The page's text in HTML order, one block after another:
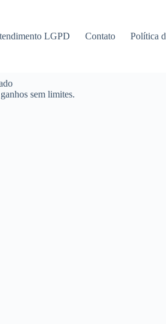
LGPD Contato Política
sem limites.